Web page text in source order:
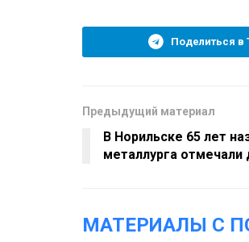
Поделиться в
Предыдущий материал
В Норильске 65 лет
металлурга
МАТЕРИАЛЫ С